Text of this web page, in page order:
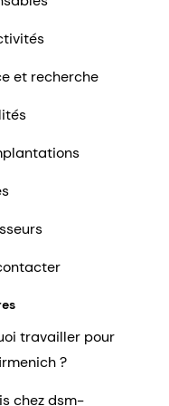
et recherche
travailler pour
?
chez dsm-